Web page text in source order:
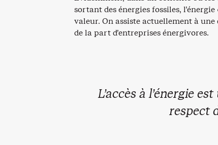
sortant des énergies fossiles,
valeur. On assiste actuellement à
de la part d’entreprises énergivores.
L’accès à l’énergie
respect